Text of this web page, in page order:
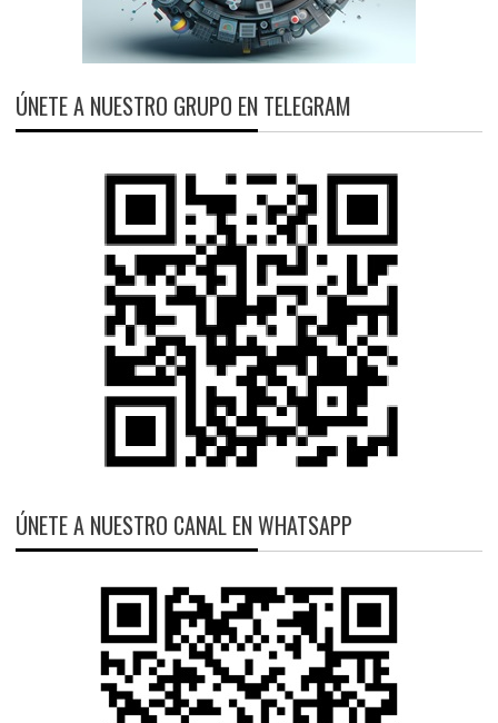
ÚNETE A NUESTRO GRUPO EN TELEGRAM
ÚNETE A NUESTRO CANAL EN WHATSAPP